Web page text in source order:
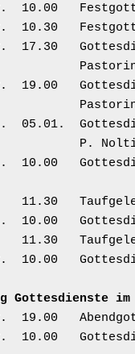
Mi.
Do.
Di.	31.12.
Di.	31.12.
So.
11.30
So.	26.01.	10.00
So.
Gottesdienste
So.